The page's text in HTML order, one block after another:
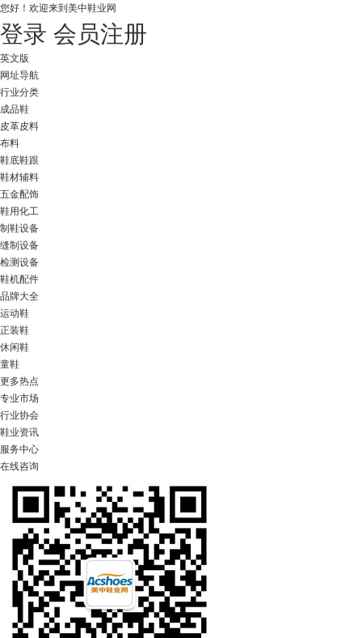
您好！ 欢迎来到美中鞋业网
登录 会员注册
英文版
网址导航
行业分类
成品鞋
皮革皮料
布料
鞋底鞋跟
鞋材辅料
五金配饰
鞋用化工
制鞋设备
缝制设备
检测设备
鞋机配件
品牌大全
运动鞋
正装鞋
休闲鞋
童鞋
更多热点
专业市场
行业协会
鞋业资讯
服务中心
在线咨询